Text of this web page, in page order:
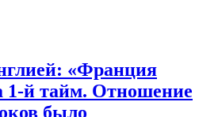
«Франция
1-й тайм. Отношение
было